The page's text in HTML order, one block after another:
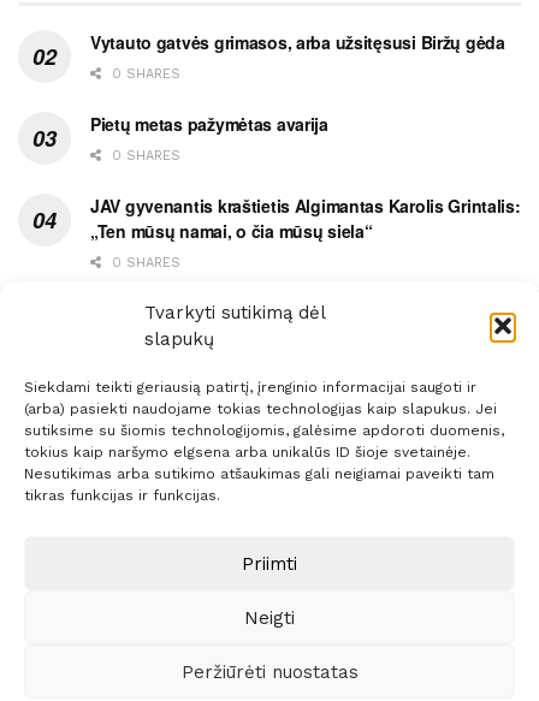
Tvarkyti sutikimą dėl
slapukų
Siekdami teikti geriausią patirtį, įrenginio informacijai saugoti ir
(arba) pasiekti naudojame tokias technologijas kaip slapukus. Jei
sutiksime su šiomis technologijomis, galėsime apdoroti duomenis,
tokius kaip naršymo elgsena arba unikalūs ID šioje svetainėje.
Nesutikimas arba sutikimo atšaukimas gali neigiamai paveikti tam
tikras funkcijas ir funkcijas.
Priimti
Neigti
Peržiūrėti nuostatas
Vytauto gatvės grimasos, arba užsitęsusi Biržų gėda
0 SHARES
Pietų metas pažymėtas avarija
0 SHARES
JAV gyvenantis kraštietis Algimantas Karolis Grintalis:
„Ten mūsų namai, o čia mūsų siela“
0 SHARES
Ypatingas dviejų medikių likimo ryšys
0 SHARES
Prenumerata Reklama
Sprendimas:ITBrolis